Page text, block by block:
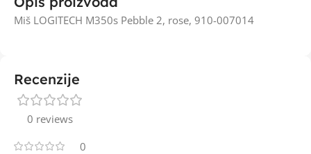
Miš LOGITECH M350s Pebble 2, rose, 910-007014
Recenzije
0 reviews
0